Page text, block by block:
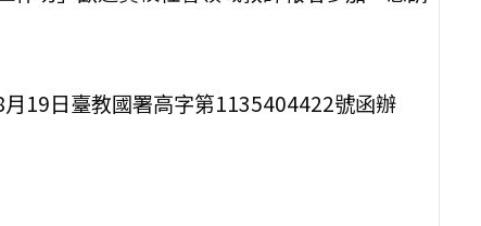
19日臺教國署高字第1135404422號函辦